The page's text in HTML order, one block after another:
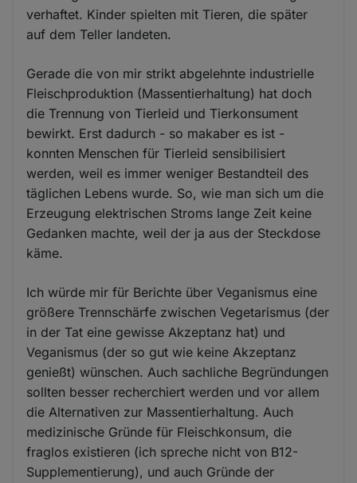
verhaftet. Kinder spielten mit Tieren, die später
auf dem Teller landeten.
Gerade die von mir strikt abgelehnte industrielle
Fleischproduktion (Massentierhaltung) hat doch
die Trennung von Tierleid und Tierkonsument
bewirkt. Erst dadurch - so makaber es ist -
konnten Menschen für Tierleid sensibilisiert
werden, weil es immer weniger Bestandteil des
täglichen Lebens wurde. So, wie man sich um die
Erzeugung elektrischen Stroms lange Zeit keine
Gedanken machte, weil der ja aus der Steckdose
käme.
Ich würde mir für Berichte über Veganismus eine
größere Trennschärfe zwischen Vegetarismus (der
in der Tat eine gewisse Akzeptanz hat) und
Veganismus (der so gut wie keine Akzeptanz
genießt) wünschen. Auch sachliche Begründungen
sollten besser recherchiert werden und vor allem
die Alternativen zur Massentierhaltung. Auch
medizinische Gründe für Fleischkonsum, die
fraglos existieren (ich spreche nicht von B12-
Supplementierung), und auch Gründe der